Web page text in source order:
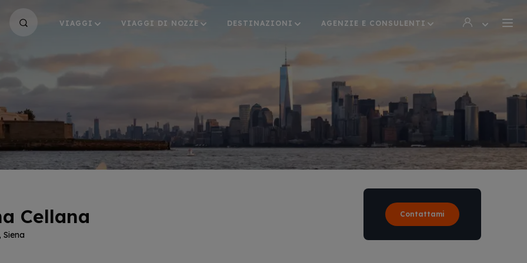
VIAGGI VIAGGI DI NOZZE DESTINAZIONI AGENZIE E CONSULENTI
Cellana
Siena
Contattami